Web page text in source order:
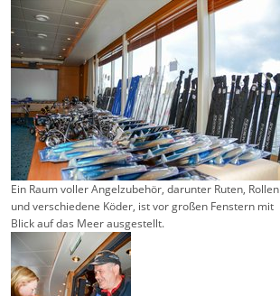
Ein Raum voller Angelzubehör, darunter Ruten, Rollen
und verschiedene Köder, ist vor großen Fenstern mit
Blick auf das Meer ausgestellt.